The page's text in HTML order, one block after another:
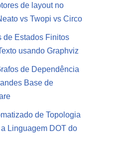
de layout no
vs Twopi vs Circo
de Estados Finitos
usando Graphviz
de Dependência
Base de
de Topologia
Linguagem DOT do